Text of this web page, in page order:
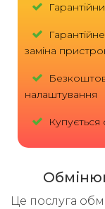
заміна
налаштування
Купується
Це послуга